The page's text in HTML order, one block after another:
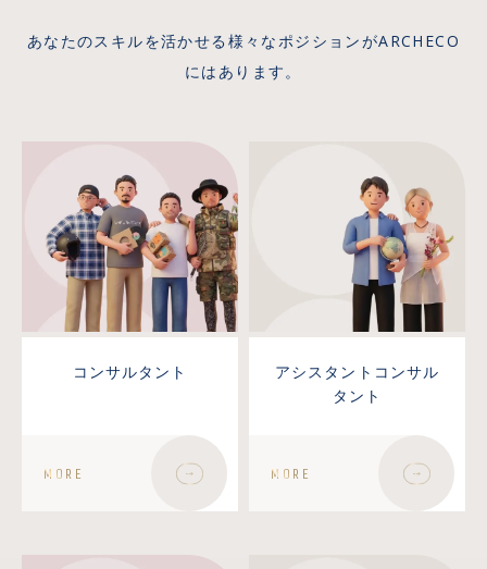
あなたのスキルを活かせる様々なポジションがARCHECO
にはあります。
コンサルタント
MORE
アシスタントコンサル
タント
MORE